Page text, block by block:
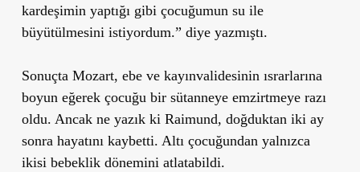
kardeşimin yaptığı gibi çocuğumun su ile
büyütülmesini istiyordum.” diye yazmıştı.
Sonuçta Mozart, ebe ve kayınvalidesinin ısrarlarına
boyun eğerek çocuğu bir sütanneye emzirtmeye razı
oldu. Ancak ne yazık ki Raimund, doğduktan iki ay
sonra hayatını kaybetti. Altı çocuğundan yalnızca
ikisi bebeklik dönemini atlatabildi.